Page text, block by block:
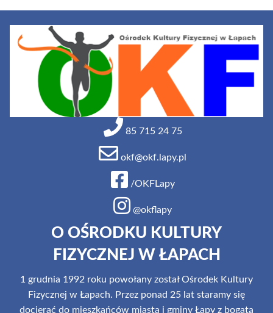
85 715 24 75
okf@okf.lapy.pl
/OKFLapy
@okflapy
O OŚRODKU KULTURY
FIZYCZNEJ W ŁAPACH
1 grudnia 1992 roku powołany został Ośrodek Kultury
Fizycznej w Łapach. Przez ponad 25 lat staramy się
docierać do mieszkańców miasta i gminy Łapy z bogatą